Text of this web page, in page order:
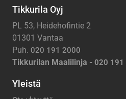
Tikkurila Oyj
PL 53, Heidehofintie 2
01301 Vantaa
Puh. 020 191 2000
Tikkurilan Maalilinja - 020 191
Yleistä